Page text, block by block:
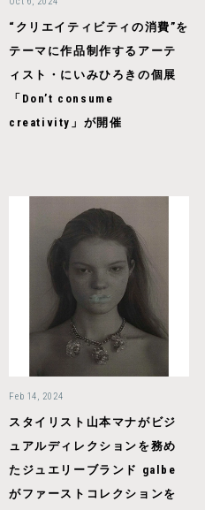
“クリエイティビティの消費”を
テーマに作品制作するアーテ
ィスト・にいみひろきの個展
「Don’t consume
creativity」が開催
Feb 14, 2024
スタイリスト山本マナがビジ
ュアルディレクションを務め
たジュエリーブランド galbe
がファーストコレクションを